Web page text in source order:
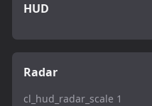
HUD
Radar
cl_hud_radar_scale 1